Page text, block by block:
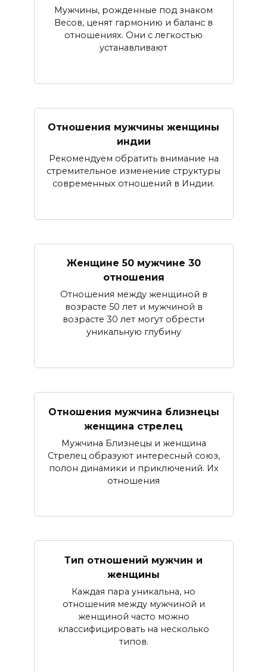
Мужчины, рожденные под знаком
Весов, ценят гармонию и баланс в
отношениях. Они с легкостью
устанавливают
Отношения мужчины женщины
индии
Рекомендуем обратить внимание на
стремительное изменение структуры
современных отношений в Индии.
Женщине 50 мужчине 30
отношения
Отношения между женщиной в
возрасте 50 лет и мужчиной в
возрасте 30 лет могут обрести
уникальную глубину
Отношения мужчина близнецы
женщина стрелец
Мужчина Близнецы и женщина
Стрелец образуют интересный союз,
полон динамики и приключений. Их
отношения
Тип отношений мужчин и
женщины
Каждая пара уникальна, но
отношения между мужчиной и
женщиной часто можно
классифицировать на несколько
типов.